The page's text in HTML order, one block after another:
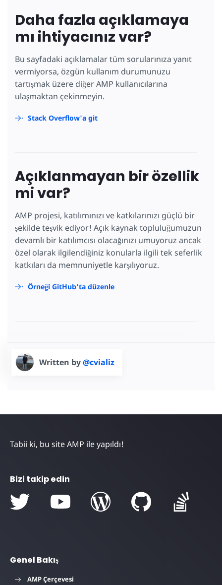
Daha fazla açıklamaya
mı ihtiyacınız var?
Bu sayfadaki açıklamalar tüm sorularınıza yanıt
vermiyorsa, özgün kullanım durumunuzu
tartışmak üzere diğer AMP kullanıcılarına
ulaşmaktan çekinmeyin.
Stack Overflow'a git
Açıklanmayan bir özellik
mi var?
AMP projesi, katılımınızı ve katkılarınızı güçlü bir
şekilde teşvik ediyor! Açık kaynak topluluğumuzun
devamlı bir katılımcısı olacağınızı umuyoruz ancak
özel olarak ilgilendiğiniz konularla ilgili tek seferlik
katkıları da memnuniyetle karşılıyoruz.
Örneği GitHub'ta düzenle
Written by@cvializ
Tabii ki, bu site AMP ile yapıldı!
Bizi takip edin
Genel Bakış
AMP Çerçevesi